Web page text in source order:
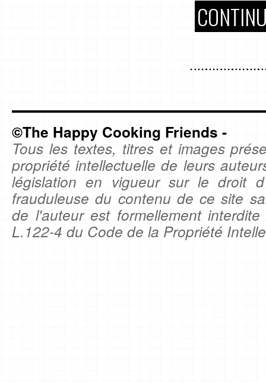
©The Happy Cooking Friends -
Tous les textes, titres et images
propriété intellectuelle de leurs
législation en vigueur sur le droit
frauduleuse du contenu de ce site
de l'auteur est formellement
L.122-4 du Code de la Propriété